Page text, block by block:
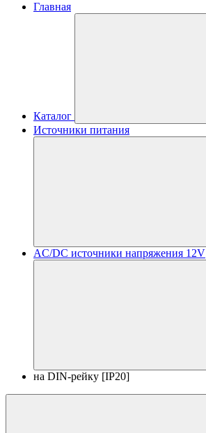
Главная
Каталог
Источники питания
AC/DC источники напряжения 12V
на DIN-рейку [IP20]